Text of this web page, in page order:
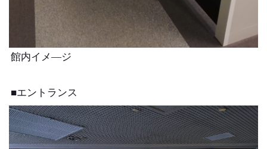
館内イメ―ジ
■エントランス